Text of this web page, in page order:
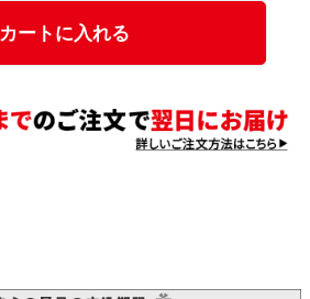
カートに入れる